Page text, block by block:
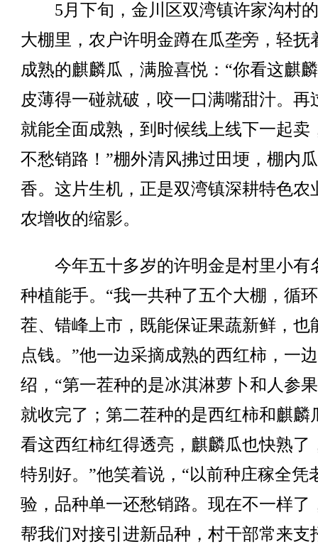
5月下旬，金川区双湾镇许家沟村
大棚里，农户许明金蹲在瓜垄旁，轻抚
成熟的麒麟瓜，满脸喜悦：“你看这麒
皮薄得一碰就破，咬一口满嘴甜汁。再
就能全面成熟，到时候线上线下一起卖
不愁销路！”棚外清风拂过田埂，棚内
香。这片生机，正是双湾镇深耕特色农
农增收的缩影。
今年五十多岁的许明金是村里小有
种植能手。“我一共种了五个大棚，循
茬、错峰上市，既能保证果蔬新鲜，也
点钱。”他一边采摘成熟的西红柿，一
绍，“第一茬种的是冰淇淋萝卜和人参
就收完了；第二茬种的是西红柿和麒麟
看这西红柿红得透亮，麒麟瓜也快熟了
特别好。”他笑着说，“以前种庄稼全凭
验，品种单一还愁销路。现在不一样了
帮我们对接引进新品种，村干部常来支